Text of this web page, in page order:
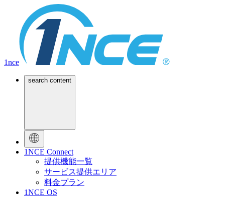
1nce
search content
1NCE Connect
提供機能一覧
サービス提供エリア
料金プラン
1NCE OS